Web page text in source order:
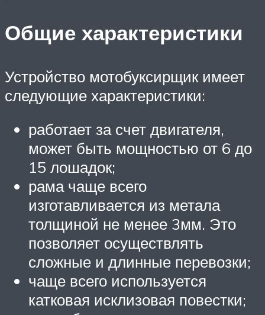
Общие характеристики
Устройство мотобуксирщик имеет
следующие характеристики:
работает за счет двигателя,
может быть мощностью от 6 до
15 лошадок;
рама чаще всего
изготавливается из метала
толщиной не менее 3мм. Это
позволяет осуществлять
сложные и длинные перевозки;
чаще всего используется
катковая исклизовая повестки;